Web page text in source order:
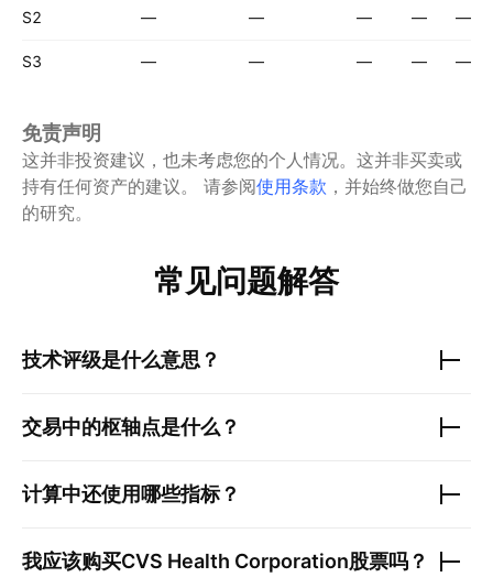
S2 — — — — —
S3 — — — — —
免责声明
这并非投资建议，也未考虑您的个人情况。这并非买卖或
持有任何资产的建议。
请参阅使用条款 ，并始终做您自己
的研究。
常见问题解答
技术评级是什么意思？
交易中的枢轴点是什么？
计算中还使用哪些指标？
我应该购买CVS Health Corporation股票吗？